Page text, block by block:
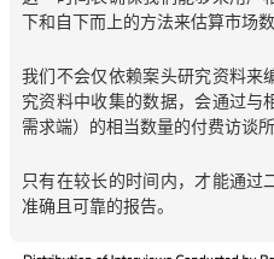
下和自下而上的方法来估算市场数
我们不会仅依赖案头研究资料来
究资料中收集的数据，会通过与
需求端）的相当数量的付费访谈
只有在较长的时间内，才能通过
准确且可靠的报告。